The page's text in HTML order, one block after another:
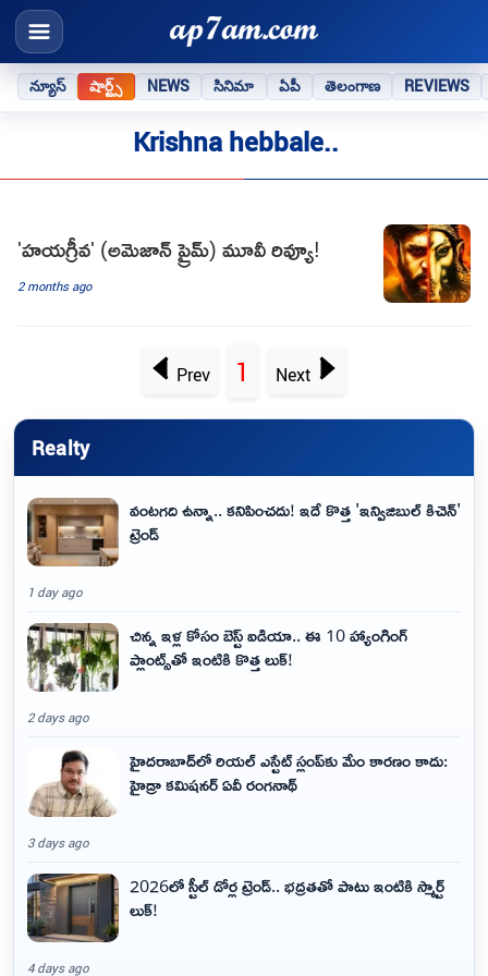
న్యూస్ షార్ట్స్ NEWS సినిమా ఏపీ తెలంగాణ REVIEWS
Krishna hebbale..
'హయగ్రీవ' (అమెజాన్ ప్రైమ్) మూవీ రివ్యూ!
2 months ago
Prev 1 Next
Realty
వంటగది ఉన్నా.. కనిపించదు! ఇదే కొత్త 'ఇన్విజిబుల్ కిచెన్'
ట్రెండ్
1 day ago
చిన్న ఇళ్ల కోసం బెస్ట్ ఐడియా.. ఈ 10 హ్యాంగింగ్
ప్లాంట్స్‌తో ఇంటికి కొత్త లుక్!
2 days ago
హైదరాబాద్‌లో రియల్ ఎస్టేట్ స్లంప్‌కు మేం కారణం కాదు:
హైడ్రా కమిషనర్ ఏవీ రంగనాథ్
3 days ago
2026లో స్టీల్ డోర్ల ట్రెండ్.. భద్రతతో పాటు ఇంటికి స్మార్ట్
లుక్!
4 days ago